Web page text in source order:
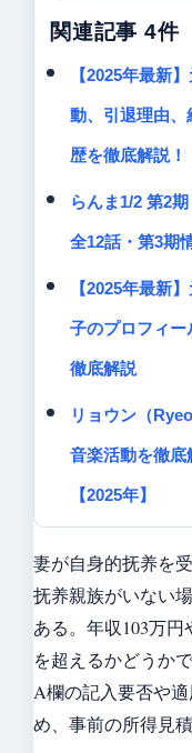
関連記事 4件
【2025年最新
動、引退理由
歴を徹底解説！
らんま1/2 第2
全12話・第3期
【2025年最新
子のプロフィ
徹底解説
リョウン（
音楽活動を徹底
【2025年】
妻が自身的抚养を受
抚养親族がいない
ある。年収103万円
を超えるかどうかで
A欄の記入要否や
め、事前の所得見